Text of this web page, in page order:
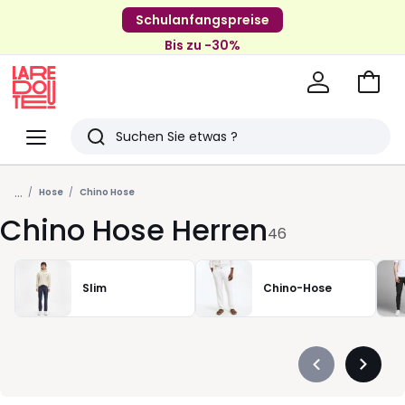
Schulanfangspreise
Bis zu -30%
Menü
Redoute
Suchen
Zuletzt
angesehenen
Artikel
Zum
... Hose Chino Hose
Chino Hose Herren46
Slim Chino-Hose
Précédent